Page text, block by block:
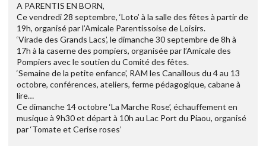
A PARENTIS EN BORN,
Ce vendredi 28 septembre, ‘Loto’ à la salle des fêtes à partir de
19h, organisé par l’Amicale Parentissoise de Loisirs.
‘Virade des Grands Lacs’, le dimanche 30 septembre de 8h à
17h à la caserne des pompiers, organisée par l’Amicale des
Pompiers avec le soutien du Comité des fêtes.
‘Semaine de la petite enfance’, RAM les Canaillous du 4 au 13
octobre, conférences, ateliers, ferme pédagogique, cabane à
lire…
Ce dimanche 14 octobre ‘La Marche Rose’, échauffement en
musique à 9h30 et départ à 10h au Lac Port du Piaou, organisé
par ‘Tomate et Cerise roses’